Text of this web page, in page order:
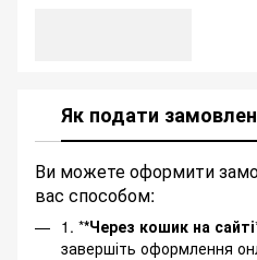
Як подати
Ви можете оформити
вас способом:
1. **Через кошик на сайті
завершіть оформлення